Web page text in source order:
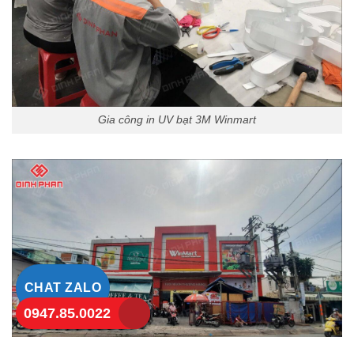
CHAT ZALO
0947.85.0022
Gia công in UV bạt 3M Winmart